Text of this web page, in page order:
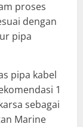
proses
dengan
pipa
pipa kabel
1
sebagai
Marine